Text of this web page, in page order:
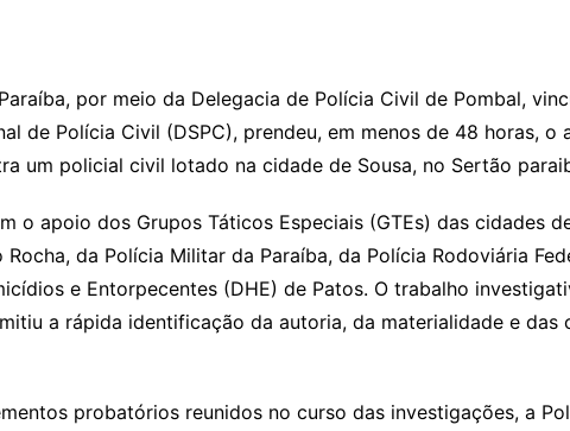
por meio da Delegacia de Polícia Civil de Pombal,
de Polícia Civil (DSPC), prendeu, em menos de 48 horas, o
um policial civil lotado na cidade de Sousa, no Sertão
o apoio dos Grupos Táticos Especiais (GTEs) das cidades
da Polícia Militar da Paraíba, da Polícia Rodoviária
e Entorpecentes (DHE) de Patos. O trabalho
a rápida identificação da autoria, da materialidade e das
probatórios reunidos no curso das investigações, a